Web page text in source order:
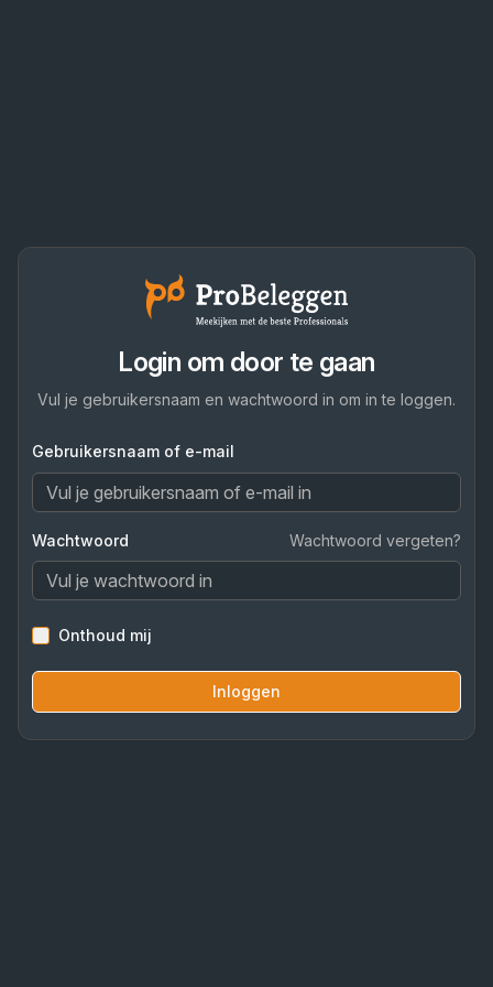
Login om door te gaan
Vul je gebruikersnaam en wachtwoord in om in te loggen.
Gebruikersnaam of e-mail
Wachtwoord Wachtwoord vergeten?
Onthoud mij
Inloggen